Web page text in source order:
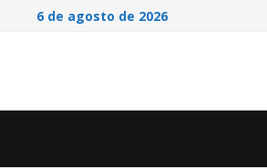
Saltar6 de agosto de 2026